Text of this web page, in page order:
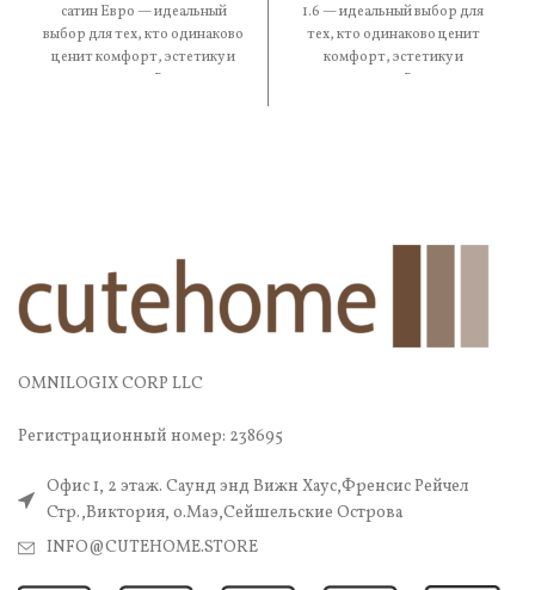
сатин Евро — идеальный
выбор для тех, кто одинаково
ценит комфорт, эстетику и
практичность. В составе —
1.6 — идеальный выбор для
тех, кто одинаково ценит
комфорт, эстетику и
практичность. В составе —
OMNILOGIX CORP LLC
Регистрационный номер: 238695
Офис 1, 2 этаж. Саунд энд Вижн Хаус,Френсис Рейчел
Стр.,Виктория, о.Маэ,Сейшельские Острова
INFO@CUTEHOME.STORE